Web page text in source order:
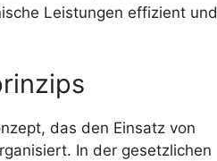
Leistungen effizient und
das den Einsatz von
In der gesetzlichen